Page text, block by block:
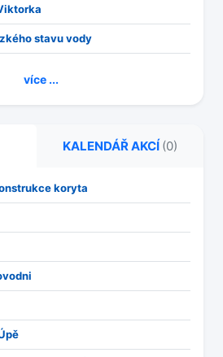
stavu vody
více ...
KALENDÁŘ AKCÍ (0)
koryta